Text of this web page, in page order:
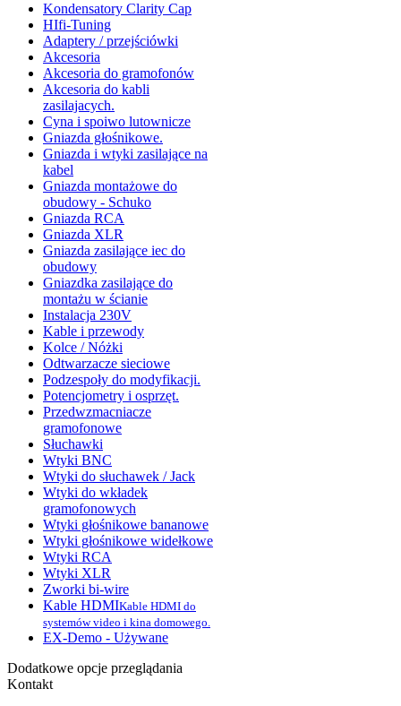
Kondensatory Clarity Cap
HIfi-Tuning
Adaptery / przejściówki
Akcesoria
Akcesoria do gramofonów
Akcesoria do kabli
zasilajacych.
Cyna i spoiwo lutownicze
Gniazda głośnikowe.
Gniazda i wtyki zasilające na
kabel
Gniazda montażowe do
obudowy - Schuko
Gniazda RCA
Gniazda XLR
Gniazda zasilające iec do
obudowy
Gniazdka zasilające do
montażu w ścianie
Instalacja 230V
Kable i przewody
Kolce / Nóżki
Odtwarzacze sieciowe
Podzespoły do modyfikacji.
Potencjometry i osprzęt.
Przedwzmacniacze
gramofonowe
Słuchawki
Wtyki BNC
Wtyki do słuchawek / Jack
Wtyki do wkładek
gramofonowych
Wtyki głośnikowe bananowe
Wtyki głośnikowe widełkowe
Wtyki RCA
Wtyki XLR
Zworki bi-wire
Kable HDMIKable HDMI do
systemów video i kina domowego.
EX-Demo - Używane
Dodatkowe opcje przeglądania
Kontakt